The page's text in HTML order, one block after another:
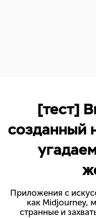
[тест]
созданный
Приложения с
как Midjourney,
странные и